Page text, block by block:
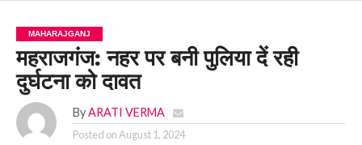
MAHARAJGANJ
महराजगंज: नहर पर बनी पुलिया दें रही
दुर्घटना को दावत
By ARATI VERMA
Posted onAugust 1, 2024